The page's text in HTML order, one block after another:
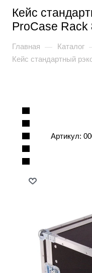
Кейс
ProCase Rack
Главная — Каталог
Кейс стандартный
Артикул: